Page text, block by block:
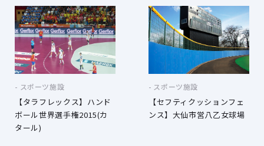
スポーツ施設
【タラフレックス】ハンド
ボール世界選手権2015(カ
タール)
スポーツ施設
【セフティクッションフェ
ンス】大仙市営八乙女球場